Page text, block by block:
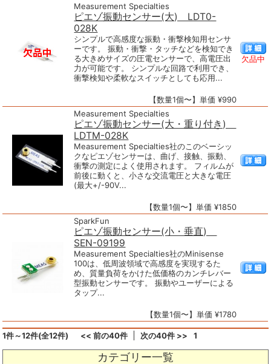
カテゴリー一覧
Measurement Specialties
ピエゾ振動センサー(大) LDT0-
028K
シンプルで高感度な振動・衝撃検知用センサ
ーです。 振動・衝撃・タッチなどを検知でき
る大きめサイズの圧電センサーで、高電圧出
力が可能です。 シンプルな回路で利用でき、
衝撃検知や柔軟なスイッチとしても応用...
【数量1個〜】単価 ¥990
欠品中
Measurement Specialties
ピエゾ振動センサー(大・重り付き)
LDTM-028K
Measurement Specialties社のこのベーシッ
クなピエゾセンサーは、曲げ、接触、振動、
衝撃の測定によく使用されます。 フィルムが
前後に動くと、小さな交流電圧と大きな電圧
(最大+/-90V...
【数量1個〜】単価 ¥1850
SparkFun
ピエゾ振動センサー(小・垂直)
SEN-09199
Measurement Specialties社のMinisense
100は、低周波領域で高感度を実現するた
め、質量負荷をかけた低価格のカンチレバー
型振動センサーです。 振動やユーザーによる
タップ...
【数量1個〜】単価 ¥1780
1件～12件(全12件) << 前の40件 次の40件 >> 1